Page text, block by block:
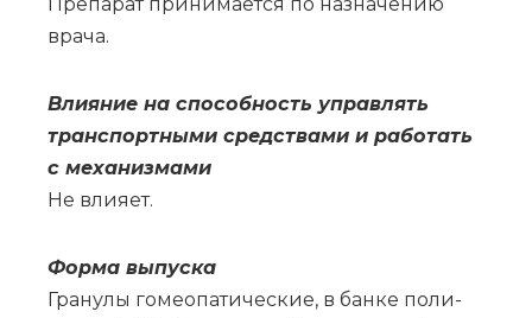
вра­ча.
Вли­я­ние на спо­соб­ность управ­лять
транс­порт­ны­ми сред­ства­ми и ра­бо­тать
с ме­ха­низ­ма­ми
Не вли­я­ет.
Фор­ма вы­пус­ка
Гра­ну­лы го­мео­па­ти­че­ские, в бан­ке по­ли­